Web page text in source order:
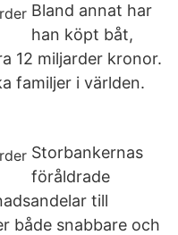
Bland annat har
han köpt båt,
12 miljarder kronor.
familjer i världen.
Storbankernas
föråldrade
till
både snabbare och